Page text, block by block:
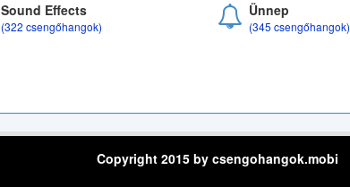
Sound Effects
(322 csengőhangok)
Ünnep
(345 csengőhangok)
Copyright 2015 by csengohangok.mobi